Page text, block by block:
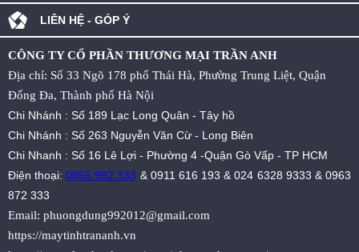
LIÊN HỆ - GÓP Ý
CÔNG TY CỔ PHẦN THƯƠNG MẠI TRẦN ANH
Địa chỉ: Số 33 Ngõ 178 phố Thái Hà, Phường Trung Liệt, Quận
Đống Đa, Thành phố Hà Nội
Chi Nhánh : Số 189 Lạc Long Quân - Tây hồ
Chi Nhánh : Số 263 Nguyễn Văn Cừ - Long Biên
Chi Nhanh : Số 16 Lê Lợi - Phường 4 -Quận Gò Vấp - TP HCM
Điện thoại:0856.992.333 & 0911 616 193 &024 6328 9333 &0963
872 333
Email: phuongdung992012@gmail.com
https://maytinhtrananh.vn